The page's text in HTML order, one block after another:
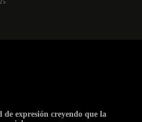
expresión creyendo que la